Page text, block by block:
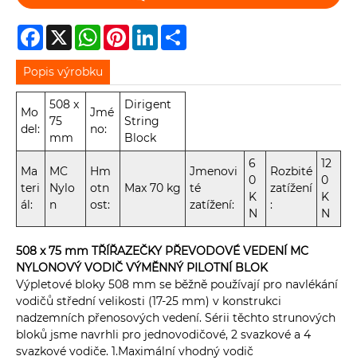
Facebook
X WhatsAppPinterestLinkedIn
Popis výrobku
Mo
del:
508 x
75
mm
Jmé
no:
Dirigent
String
Block
Ma
teri
ál:
MC
Nylo
n
Hm
otn
ost:
Max 70 kg
Jmenovi
té
zatížení:
6
0
K
N
Rozbité
zatížení
:
12
0
K
N
508 x 75 mm TŘÍŘAZEČKY PŘEVODOVÉ VEDENÍ MC
NYLONOVÝ VODIČ VÝMĚNNÝ PILOTNÍ BLOK
Výpletové bloky 508 mm se běžně používají pro navlékání
vodičů střední velikosti (17-25 mm) v konstrukci
nadzemních přenosových vedení. Sérii těchto strunových
bloků jsme navrhli pro jednovodičové, 2 svazkové a 4
svazkové vodiče. 1.Maximální vhodný vodič